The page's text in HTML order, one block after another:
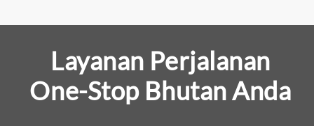
Layanan Perjalanan
One-Stop Bhutan Anda